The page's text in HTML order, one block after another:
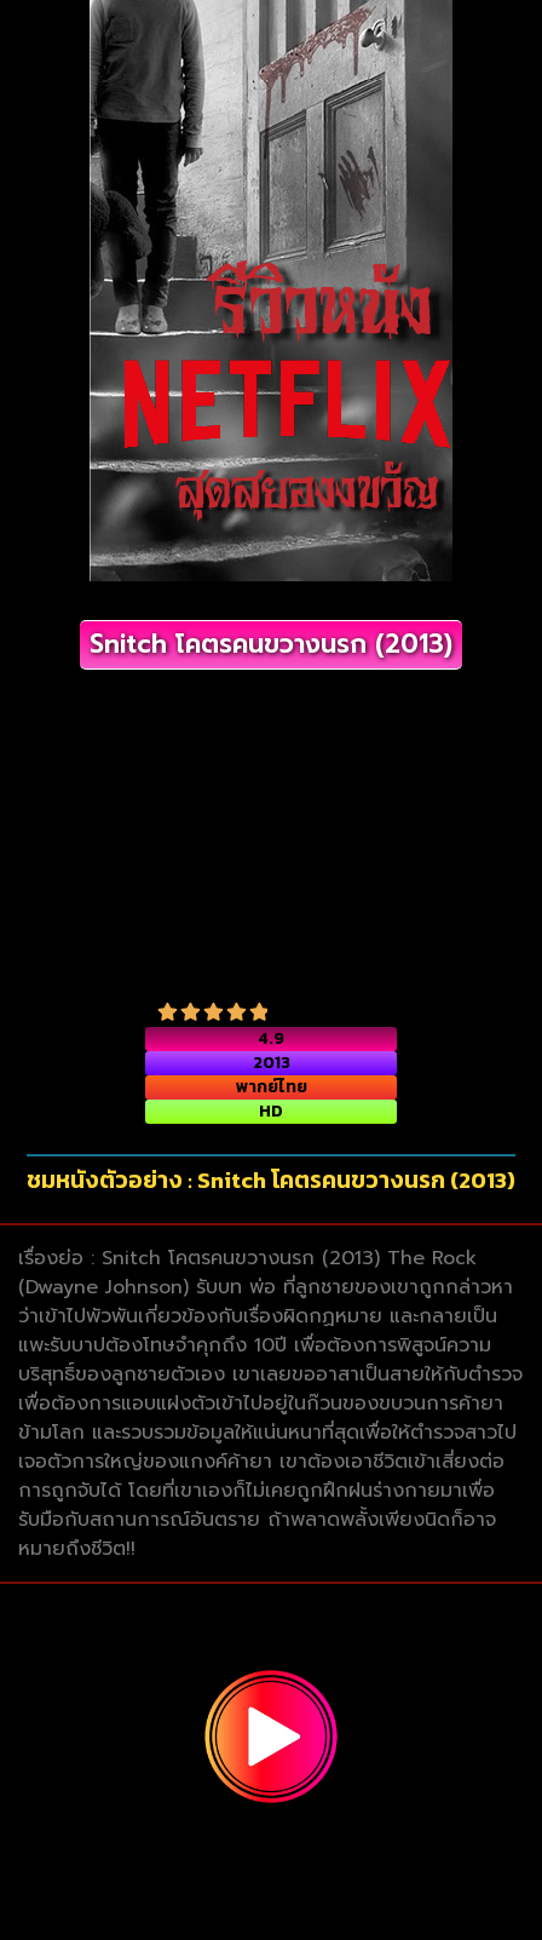
Snitch โคตรคนขวางนรก (2013)
4.9
2013
พากย์ไทย
HD
ชมหนังตัวอย่าง : Snitch โคตรคนขวางนรก (2013)
เรื่องย่อ : Snitch โคตรคนขวางนรก (2013) The Rock
(Dwayne Johnson) รับบท พ่อ ที่ลูกชายของเขาถูกกล่าวหา
ว่าเข้าไปพัวพันเกี่ยวข้องกับเรื่องผิดกฏหมาย และกลายเป็น
แพะรับบาปต้องโทษจำคุกถึง 10ปี เพื่อต้องการพิสูจน์ความ
บริสุทธิ์ของลูกชายตัวเอง เขาเลยขออาสาเป็นสายให้กับตำรวจ
เพื่อต้องการแอบแฝงตัวเข้าไปอยู่ในก๊วนของขบวนการค้ายา
ข้ามโลก และรวบรวมข้อมูลให้แน่นหนาที่สุดเพื่อให้ตำรวจสาวไป
เจอตัวการใหญ่ของแกงค์ค้ายา เขาต้องเอาชีวิตเข้าเสี่ยงต่อ
การถูกจับได้ โดยที่เขาเองก็ไม่เคยถูกฝึกฝนร่างกายมาเพื่อ
รับมือกับสถานการณ์อันตราย ถ้าพลาดพลั้งเพียงนิดก็อาจ
หมายถึงชีวิต!!